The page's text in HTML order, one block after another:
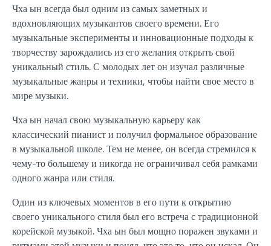
Чха ын всегда был одним из самых заметных и
вдохновляющих музыкантов своего времени. Его
музыкальные эксперименты и инновационные подходы к
творчеству зарождались из его желания открыть свой
уникальный стиль. С молодых лет он изучал различные
музыкальные жанры и техники, чтобы найти свое место в
мире музыки.
Чха ын начал свою музыкальную карьеру как
классический пианист и получил формальное образование
в музыкальной школе. Тем не менее, он всегда стремился к
чему-то большему и никогда не ограничивал себя рамками
одного жанра или стиля.
Один из ключевых моментов в его пути к открытию
своего уникального стиля был его встреча с традиционной
корейской музыкой. Чха ын был мощно поражен звуками и